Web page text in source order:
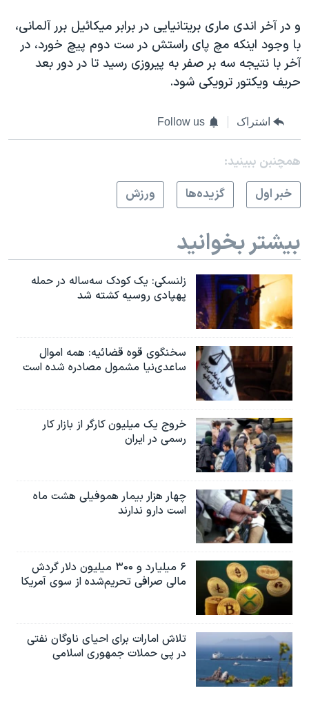
و در آخر اندی ماری بریتانیایی در برابر میکائیل برر آلمانی،
با وجود اینکه مچ پای راستش در ست دوم پیچ خورد، در
آخر با نتیجه سه بر صفر به پیروزی رسید تا در دور بعد
حریف ویکتور ترویکی شود.
اشتراک Follow us
همچنبن ببینید:
خبر اول
گزيده‌ها ورزش
بیشتر بخوانید
زلنسکی: یک کودک سه‌ساله در حمله
پهپادی روسیه کشته شد
سخنگوی قوه قضائیه: همه اموال
ساعدی‌نیا مشمول مصادره شده است
خروج یک میلیون کارگر از بازار کار
رسمی در ایران
چهار هزار بیمار هموفیلی هشت ماه
است دارو ندارند
۶ میلیارد و ۳۰۰ میلیون دلار گردش
مالی صرافی تحریم‌شده از سوی آمریکا
تلاش امارات برای احیای ناوگان نفتی
در پی حملات جمهوری اسلامی